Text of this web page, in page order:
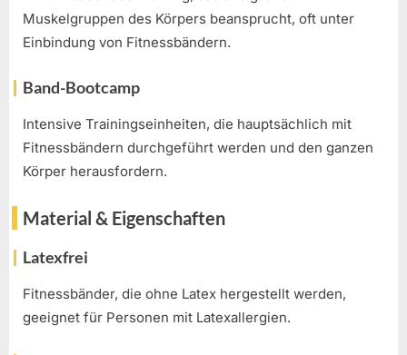
Muskelgruppen des Körpers beansprucht, oft unter
Einbindung von Fitnessbändern.
Band-Bootcamp
Intensive Trainingseinheiten, die hauptsächlich mit
Fitnessbändern durchgeführt werden und den ganzen
Körper herausfordern.
Material & Eigenschaften
Latexfrei
Fitnessbänder, die ohne Latex hergestellt werden,
geeignet für Personen mit Latexallergien.